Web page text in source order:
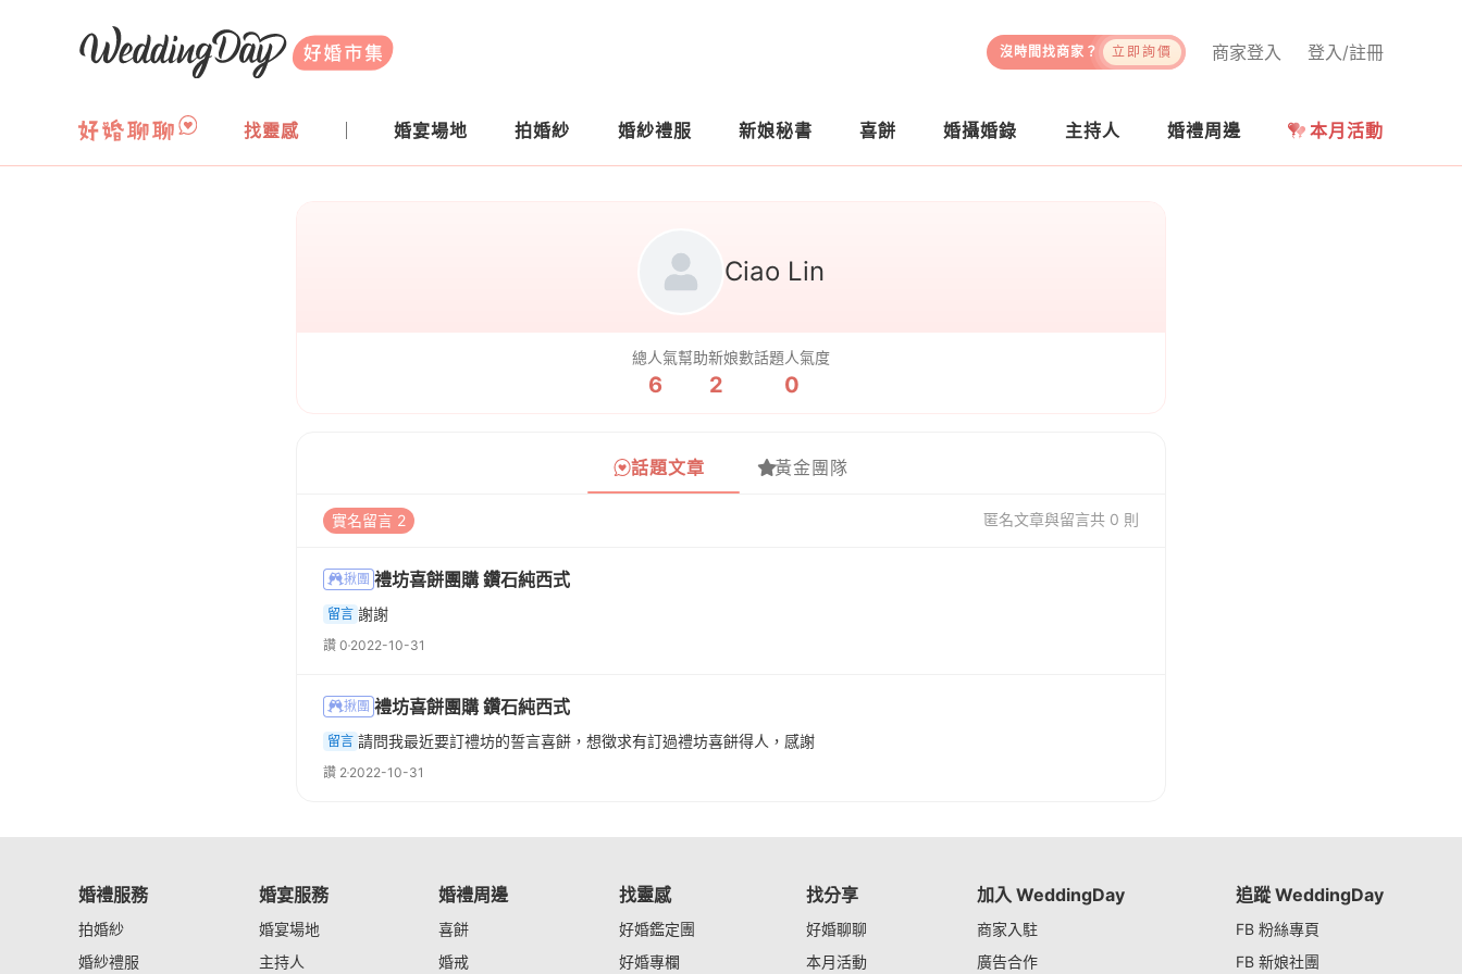
WeddingDay 好婚市集
登入/註冊
商家登入
沒時間找商家？ 立即詢價
找靈感 婚宴場地 拍婚紗 婚紗禮服 新娘秘書 喜餅 婚攝婚錄 主持人 婚禮周邊 本月活動
Ciao Lin
總人氣
6
幫助新娘數
2
話題人氣度
0
話題文章 黃金團隊
實名留言 2 匿名文章與留言共 0 則
揪團 禮坊喜餅團購 鑽石純西式
留言 謝謝
讚 0 2022-10-31
揪團 禮坊喜餅團購 鑽石純西式
留言 請問我最近要訂禮坊的誓言喜餅，想徵求有訂過禮坊喜餅得人，感謝
讚 2 2022-10-31
婚禮服務
拍婚紗
婚紗禮服
婚宴服務
婚宴場地
主持人
婚禮周邊
喜餅
婚戒
找靈感
好婚鑑定團
好婚專欄
找分享
好婚聊聊
本月活動
加入 WeddingDay
商家入駐
廣告合作
追蹤 WeddingDay
FB 粉絲專頁
FB 新娘社團